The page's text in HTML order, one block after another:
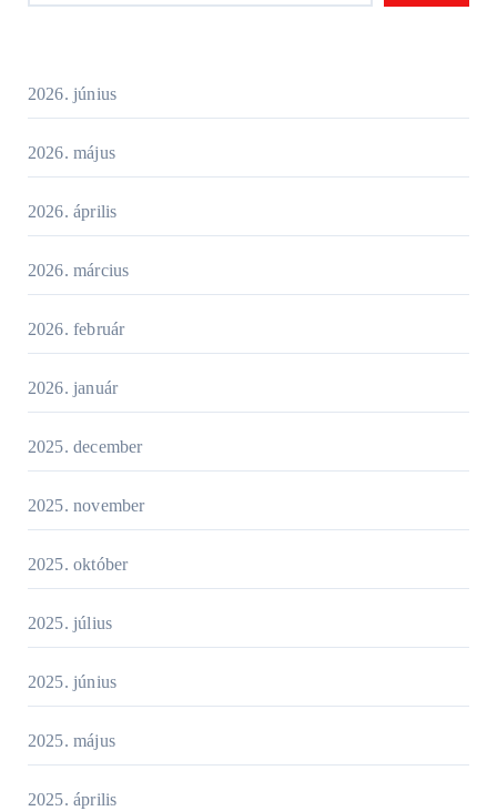
2026. június
2026. május
2026. április
2026. március
2026. február
2026. január
2025. december
2025. november
2025. október
2025. július
2025. június
2025. május
2025. április